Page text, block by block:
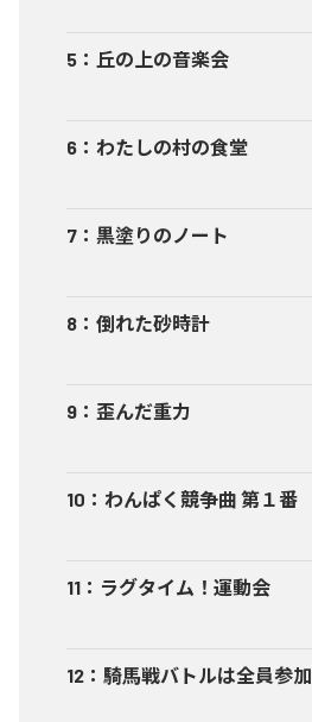
5 ： 丘の上の音楽会
6 ： わたしの村の食堂
7 ： 黒塗りのノート
8 ： 倒れた砂時計
9 ： 歪んだ重力
10 ： わんぱく競争曲 第１番
11 ： ラグタイム！運動会
12 ： 騎馬戦バトルは全員参加